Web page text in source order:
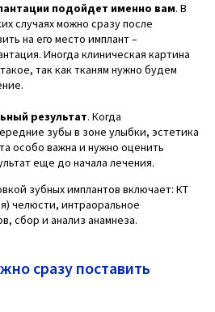
подойдет именно вам. В
случаях можно сразу после
на его место имплант –
Иногда клиническая картина
так как тканям нужно будем
результат. Когда
зубы в зоне улыбки, эстетика
особо важна и нужно оценить
еще до начала лечения.
зубных имплантов включает: КТ
челюсти, интраоральное
сбор и анализ анамнеза.
сразу поставить